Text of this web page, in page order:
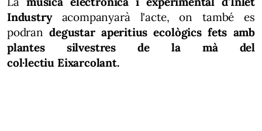
Industryacompanyarà l'acte, on també es
podrandegustar aperitius ecològics fets amb
plantes silvestres de la mà del
col·lectiu Eixarcolant.